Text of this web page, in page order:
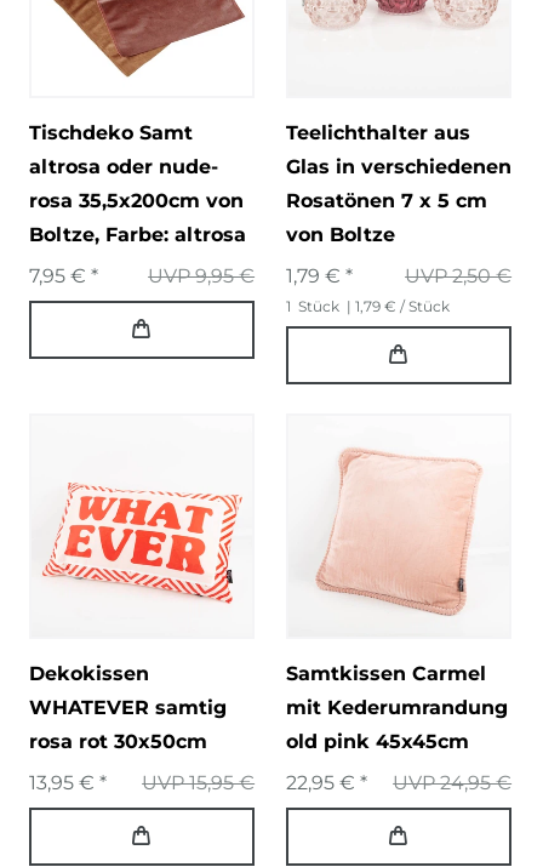
Tischdeko Samt
altrosa oder nude-
rosa 35,5x200cm von
Boltze, Farbe: altrosa
UVP 9,95 €
7,95 € *
Teelichthalter aus
Glas in verschiedenen
Rosatönen 7 x 5 cm
von Boltze
UVP 2,50 €
1,79 € *
1 Stück | 1,79 € / Stück
Dekokissen
WHATEVER samtig
rosa rot 30x50cm
UVP 15,95 €
13,95 € *
Samtkissen Carmel
mit Kederumrandung
old pink 45x45cm
UVP 24,95 €
22,95 € *